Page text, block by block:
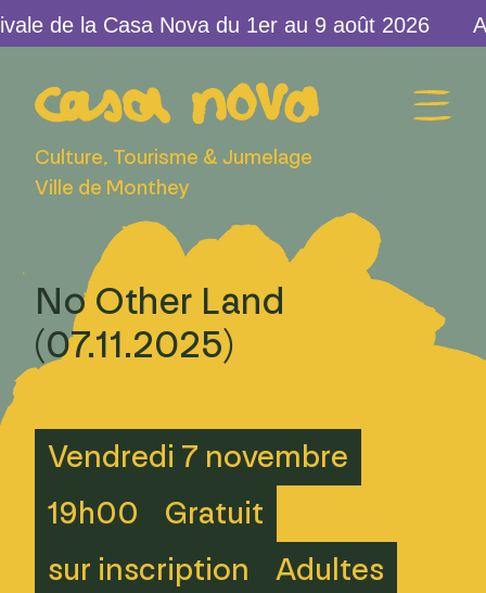
de la Casa Nova du 1er au 9 août 2026
Culture, Tourisme & Jumelage
Ville de Monthey
No Other Land
(07.11.2025)
Vendredi 7 novembre
19h00
Gratuit
sur inscription
Adultes